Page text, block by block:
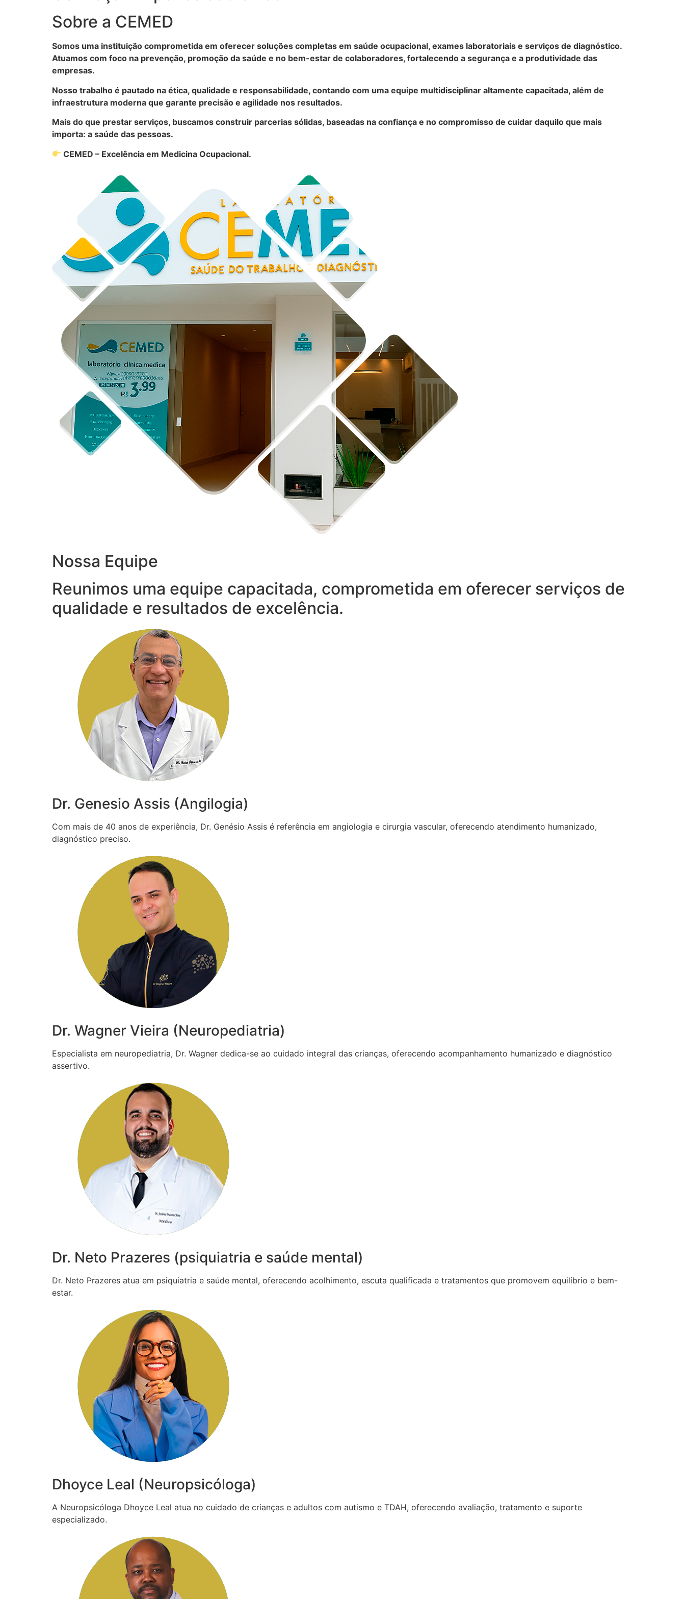
Sobre a CEMED
Somos uma instituição comprometida em oferecer soluções completas em saúde ocupacional, exames laboratoriais e serviços de diagnóstico.
Atuamos com foco na prevenção, promoção da saúde e no bem-estar de colaboradores, fortalecendo a segurança e a produtividade das
empresas.
Nosso trabalho é pautado na ética, qualidade e responsabilidade, contando com uma equipe multidisciplinar altamente capacitada, além de
infraestrutura moderna que garante precisão e agilidade nos resultados.
Mais do que prestar serviços, buscamos construir parcerias sólidas, baseadas na confiança e no compromisso de cuidar daquilo que mais
importa: a saúde das pessoas.
CEMED – Excelência em Medicina Ocupacional.
Nossa Equipe
Reunimos uma equipe capacitada, comprometida em oferecer serviços de
qualidade e resultados de excelência.
Dr. Genesio Assis (Angilogia)
Com mais de 40 anos de experiência, Dr. Genésio Assis é referência em angiologia e cirurgia vascular, oferecendo atendimento humanizado,
diagnóstico preciso.
Dr. Wagner Vieira (Neuropediatria)
Especialista em neuropediatria, Dr. Wagner dedica-se ao cuidado integral das crianças, oferecendo acompanhamento humanizado e diagnóstico
assertivo.
Dr. Neto Prazeres (psiquiatria e saúde mental)
Dr. Neto Prazeres atua em psiquiatria e saúde mental, oferecendo acolhimento, escuta qualificada e tratamentos que promovem equilíbrio e bem-
estar.
Dhoyce Leal (Neuropsicóloga)
A Neuropsicóloga Dhoyce Leal atua no cuidado de crianças e adultos com autismo e TDAH, oferecendo avaliação, tratamento e suporte
especializado.